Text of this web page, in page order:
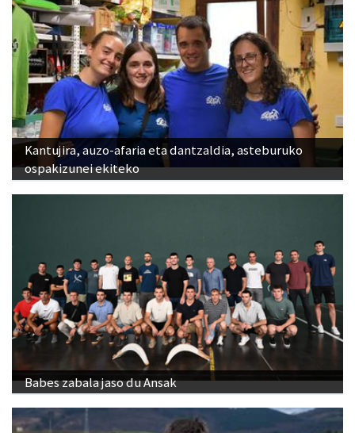
Kantujira, auzo-afaria eta dantzaldia, asteburuko
ospakizunei ekiteko
Babes zabala jaso du Ansak